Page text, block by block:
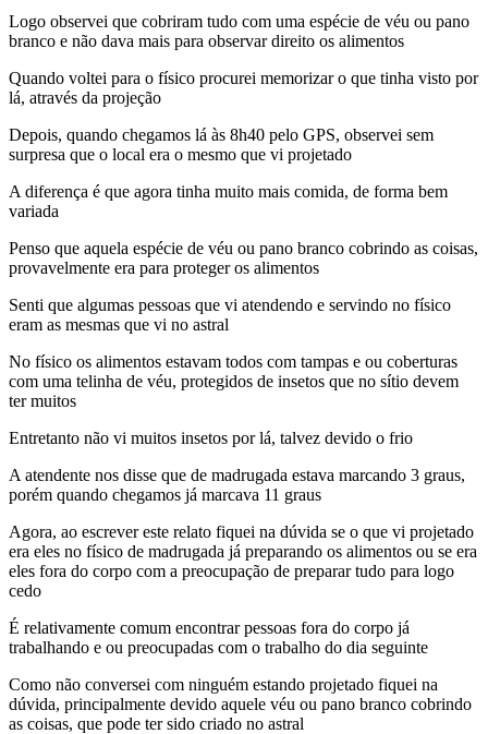
Logo observei que cobriram tudo com uma espécie de véu ou pano
branco e não dava mais para observar direito os alimentos
Quando voltei para o físico procurei memorizar o que tinha visto por
lá, através da projeção
Depois, quando chegamos lá às 8h40 pelo GPS, observei sem
surpresa que o local era o mesmo que vi projetado
A diferença é que agora tinha muito mais comida, de forma bem
variada
Penso que aquela espécie de véu ou pano branco cobrindo as coisas,
provavelmente era para proteger os alimentos
Senti que algumas pessoas que vi atendendo e servindo no físico
eram as mesmas que vi no astral
No físico os alimentos estavam todos com tampas e ou coberturas
com uma telinha de véu, protegidos de insetos que no sítio devem
ter muitos
Entretanto não vi muitos insetos por lá, talvez devido o frio
A atendente nos disse que de madrugada estava marcando 3 graus,
porém quando chegamos já marcava 11 graus
Agora, ao escrever este relato fiquei na dúvida se o que vi projetado
era eles no físico de madrugada já preparando os alimentos ou se era
eles fora do corpo com a preocupação de preparar tudo para logo
cedo
É relativamente comum encontrar pessoas fora do corpo já
trabalhando e ou preocupadas com o trabalho do dia seguinte
Como não conversei com ninguém estando projetado fiquei na
dúvida, principalmente devido aquele véu ou pano branco cobrindo
as coisas, que pode ter sido criado no astral